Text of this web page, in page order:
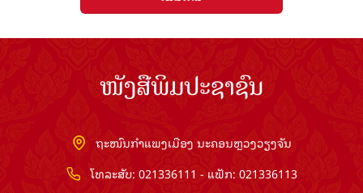
ໜັງສືພິມປະຊາຊົນ
ຖະໜົນກຳແພງເມືອງ ນະຄອນຫຼວງວຽງຈັນ
ໂທລະສັບ: 021336111 - ແຟັກ: 021336113